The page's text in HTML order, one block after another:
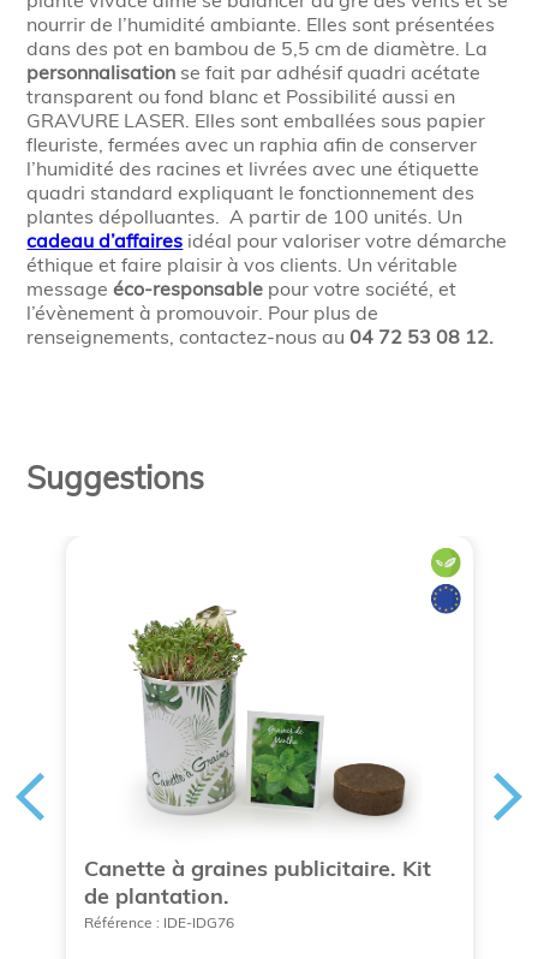
nourrir de l’humidité ambiante. Elles sont présentées
dans des pot en bambou de 5,5 cm de diamètre. La
personnalisation se fait par adhésif quadri acétate
transparent ou fond blanc et Possibilité aussi en
GRAVURE LASER. Elles sont emballées sous papier
fleuriste, fermées avec un raphia afin de conserver
l’humidité des racines et livrées avec une étiquette
quadri standard expliquant le fonctionnement des
plantes dépolluantes. A partir de 100 unités. Un
cadeau d’affaires idéal pour valoriser votre démarche
éthique et faire plaisir à vos clients. Un véritable
messageéco-responsable pour votre société, et
l’évènement à promouvoir. Pour plus de
renseignements, contactez-nous au04 72 53 08 12.
Suggestions
Canette à graines publicitaire. Kit
de plantation.
Référence : IDE-IDG76